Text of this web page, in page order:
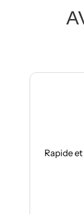
bonne qualité.